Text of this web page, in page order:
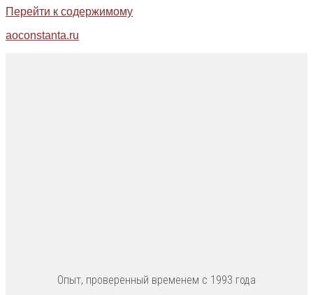
Перейти к содержимому
aoconstanta.ru
Опыт, проверенный временем с 1993 года